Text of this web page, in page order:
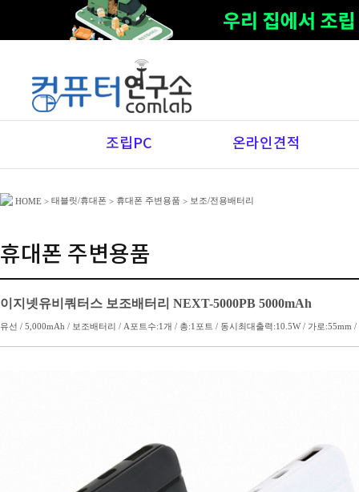
조립PC 온라인견적
HOME > 태블릿/휴대폰 > 휴대폰 주변용품 > 보조/전용배터리
휴대폰 주변용품
이지넷유비쿼터스 보조배터리 NEXT-5000PB 5000mAh
유선 / 5,000mAh / 보조배터리 / A포트수:1개 / 총:1포트 / 동시최대출력:10.5W / 가로:55mm